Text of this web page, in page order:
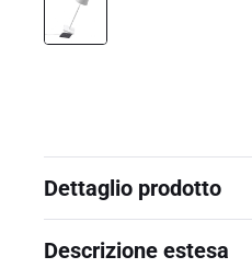
Dettaglio prodotto
Descrizione estesa